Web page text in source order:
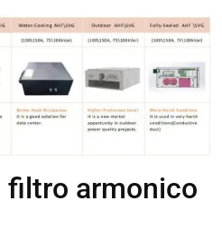
filtro armonico